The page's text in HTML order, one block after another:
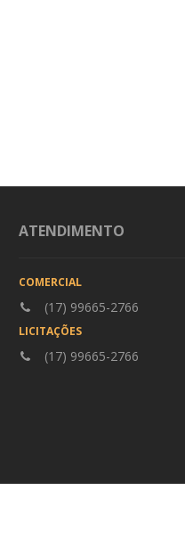
ATENDIMENTO
COMERCIAL
(17) 99665-2766
LICITAÇÕES
(17) 99665-2766